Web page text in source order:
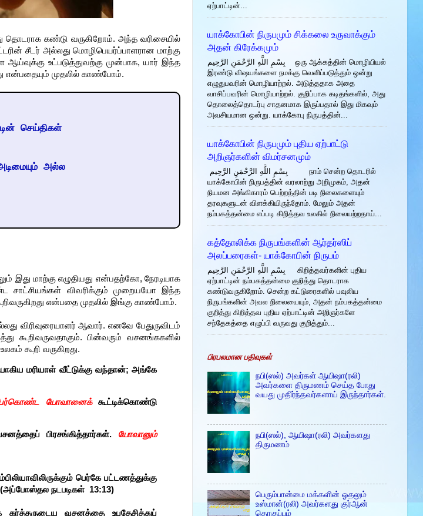
தொடராக கண்டு வருகிறோம். அந்த வரிசையில்
சீடர் அல்லது மொழிபெயர்ப்பாளரான மாற்கு
உட்படுத்துவற்கு முன்பாக, யார் இந்த
என்பதையும் முதலில் காண்போம்.
செய்திகள்
அல்ல
இது மாற்கு எழுதியது என்பதற்கோ, நேரடியாக
விவரிக்கும் முறையயோ இந்த
என்பதை முதலில் இங்கு காண்போம்.
விரிவுரையாளர் ஆவார். எனவே பேதுருவிடம்
கூறிவருவதாகும். பின்வரும் வசனங்ககளில்
கூறி வருகிறது.
மரியாள் வீட்டுக்கு வந்தான்; அங்கே
யோவானைக்கூட்டிக்கொண்டு
பிரசங்கித்தார்கள். யோவானும்
பெர்கே பட்டணத்துக்கு
நடபடிகள் 13:13)
கர்த்தருடைய வசனத்தை உபதேசித்துப்
ஏற்பாட்டின்...
யாக்கோபின் நிருபமும் சிக்கலை உருவாக்கும்
அதன் கிரேக்கமும்
بِسْمِ اللَّهِ الرَّحْمَنِ الرَّحِيم ஒரு ஆக்கத்தின் மொழியியல்
இரண்டு விஷயங்களை நமக்கு வெளிப்படுத்தும் ஒன்று
எழுதுபவரின் மொழியாற்றல். அடுத்ததாக அதை
வாசிப்பவரின் மொழியாற்றல். குறிப்பாக கடிதங்களில், அது
தொலைத்தொடர்பு சாதனமாக இருப்பதால் இது மிகவும்
அவசியமான ஒன்று. யாக்கோபு நிருபத்தின்...
யாக்கோபின் நிருபமும் புதிய ஏற்பாட்டு
அறிஞர்களின் விமர்சனமும்
யாக்கோபின் நிருபத்தின் வரலாற்று அறிமுகம், அதன்
நியமன அங்கிகாரம் பெற்றத்தின் படி நிலைகளையும்
தரவுகளுடன் விளக்கியிருந்தோம். மேலும் அதன்
நம்பகத்தன்மை எப்படி கிறித்தவ உலகில் நிலையற்றதாய்...
கத்தோலிக்க நிருபங்களின் ஆர்தர்ஸிப்
அலப்பரைகள்- யாக்கோபின் நிருபம்
بِسْمِ اللَّهِ الرَّحْمَنِ الرَّحِيم கிறித்தவர்களின் புதிய
ஏற்பாட்டின் நம்பகத்தன்மை குறித்து தொடராக
கண்டுவருகிறோம். சென்ற கட்டுரைகளில் பவுலிய
நிருபங்களின் அவல நிலையையும், அதன் நம்பகத்தன்மை
குறித்து கிறித்தவ புதிய ஏற்பாட்டின் அறிஞர்களே
சந்தேகத்தை எழுப்பி வருவது குறித்தும்...
பிரபலமான பதிவுகள்
நபி(ஸல்) அவர்கள் ஆயிஷா(ரலி)
அவர்களை திருமணம் செய்த போது
வயது முதிர்ந்தவர்களாய் இருந்தார்கள்.
நபி(ஸல்), ஆயிஷா(ரலி) அவர்களது
திருமணம்
பெரும்பான்மை மக்களின் ஓதலும்
உஸ்மான்(ரலி) அவர்களது குர்ஆன்
தொகுப்பும்